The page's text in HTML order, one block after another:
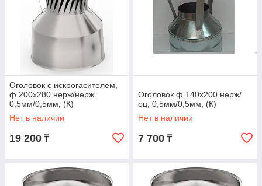
Оголовок с искрогасителем,
ф 200х280 нерж/нерж
0,5мм/0,5мм, (К)
Нет в наличии
19 200 ₸
Оголовок ф 140х200 нерж/
оц, 0,5мм/0,5мм, (К)
Нет в наличии
7 700 ₸